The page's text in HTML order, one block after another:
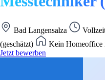
Bad Langensalza
(geschätzt)
Kein Homeoffice
Jetzt bewerben